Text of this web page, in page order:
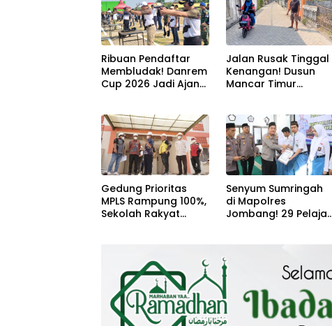
Ribuan Pendaftar
Membludak! Danrem
Cup 2026 Jadi Ajang
di Jombang
Jalan Rusak Tinggal
Kenangan! Dusun
Mancar Timur
Berkat Program
Mantra 2026
Gedung Prioritas
MPLS Rampung 100%,
Sekolah Rakyat
Senyum Sumringah
di Mapolres
Jombang! 29 Pelajar